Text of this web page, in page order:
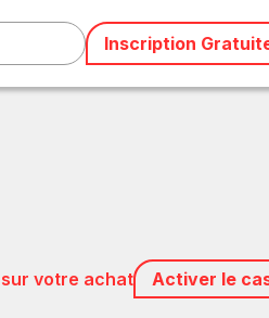
sur votre achat Activer le
Inscription